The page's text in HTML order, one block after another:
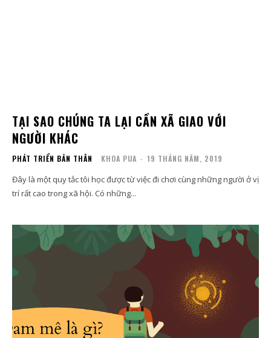
TẠI SAO CHÚNG TA LẠI CẦN XÃ GIAO VỚI
NGƯỜI KHÁC
PHÁT TRIỂN BẢN THÂN KHOA PUA - 19 THÁNG NĂM, 2019
Đây là một quy tắc tôi học được từ việc đi chơi cùng những người ở vị
trí rất cao trong xã hội. Có những...